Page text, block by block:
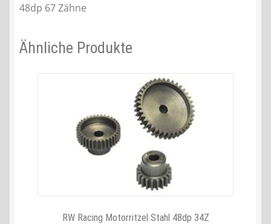
48dp 67 Zähne
Ähnliche Produkte
RW Racing Motorritzel Stahl 48dp 34Z